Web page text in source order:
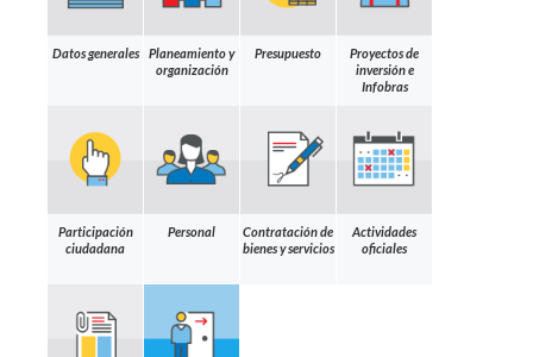
Datos generales
Planeamiento y
organización
Presupuesto
Proyectos de
inversión e
Infobras
Participación
ciudadana
Personal
Contratación de
bienes y servicios
Actividades
oficiales